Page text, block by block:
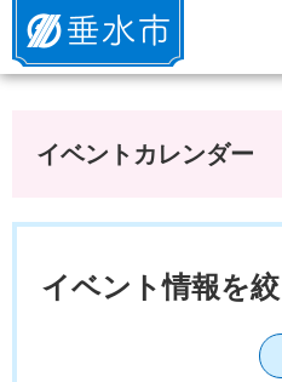
垂水市
イベントカレンダー
イベント情報を